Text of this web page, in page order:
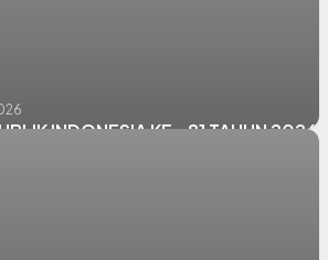
INDONESIA KE - 81 TAHUN 2026